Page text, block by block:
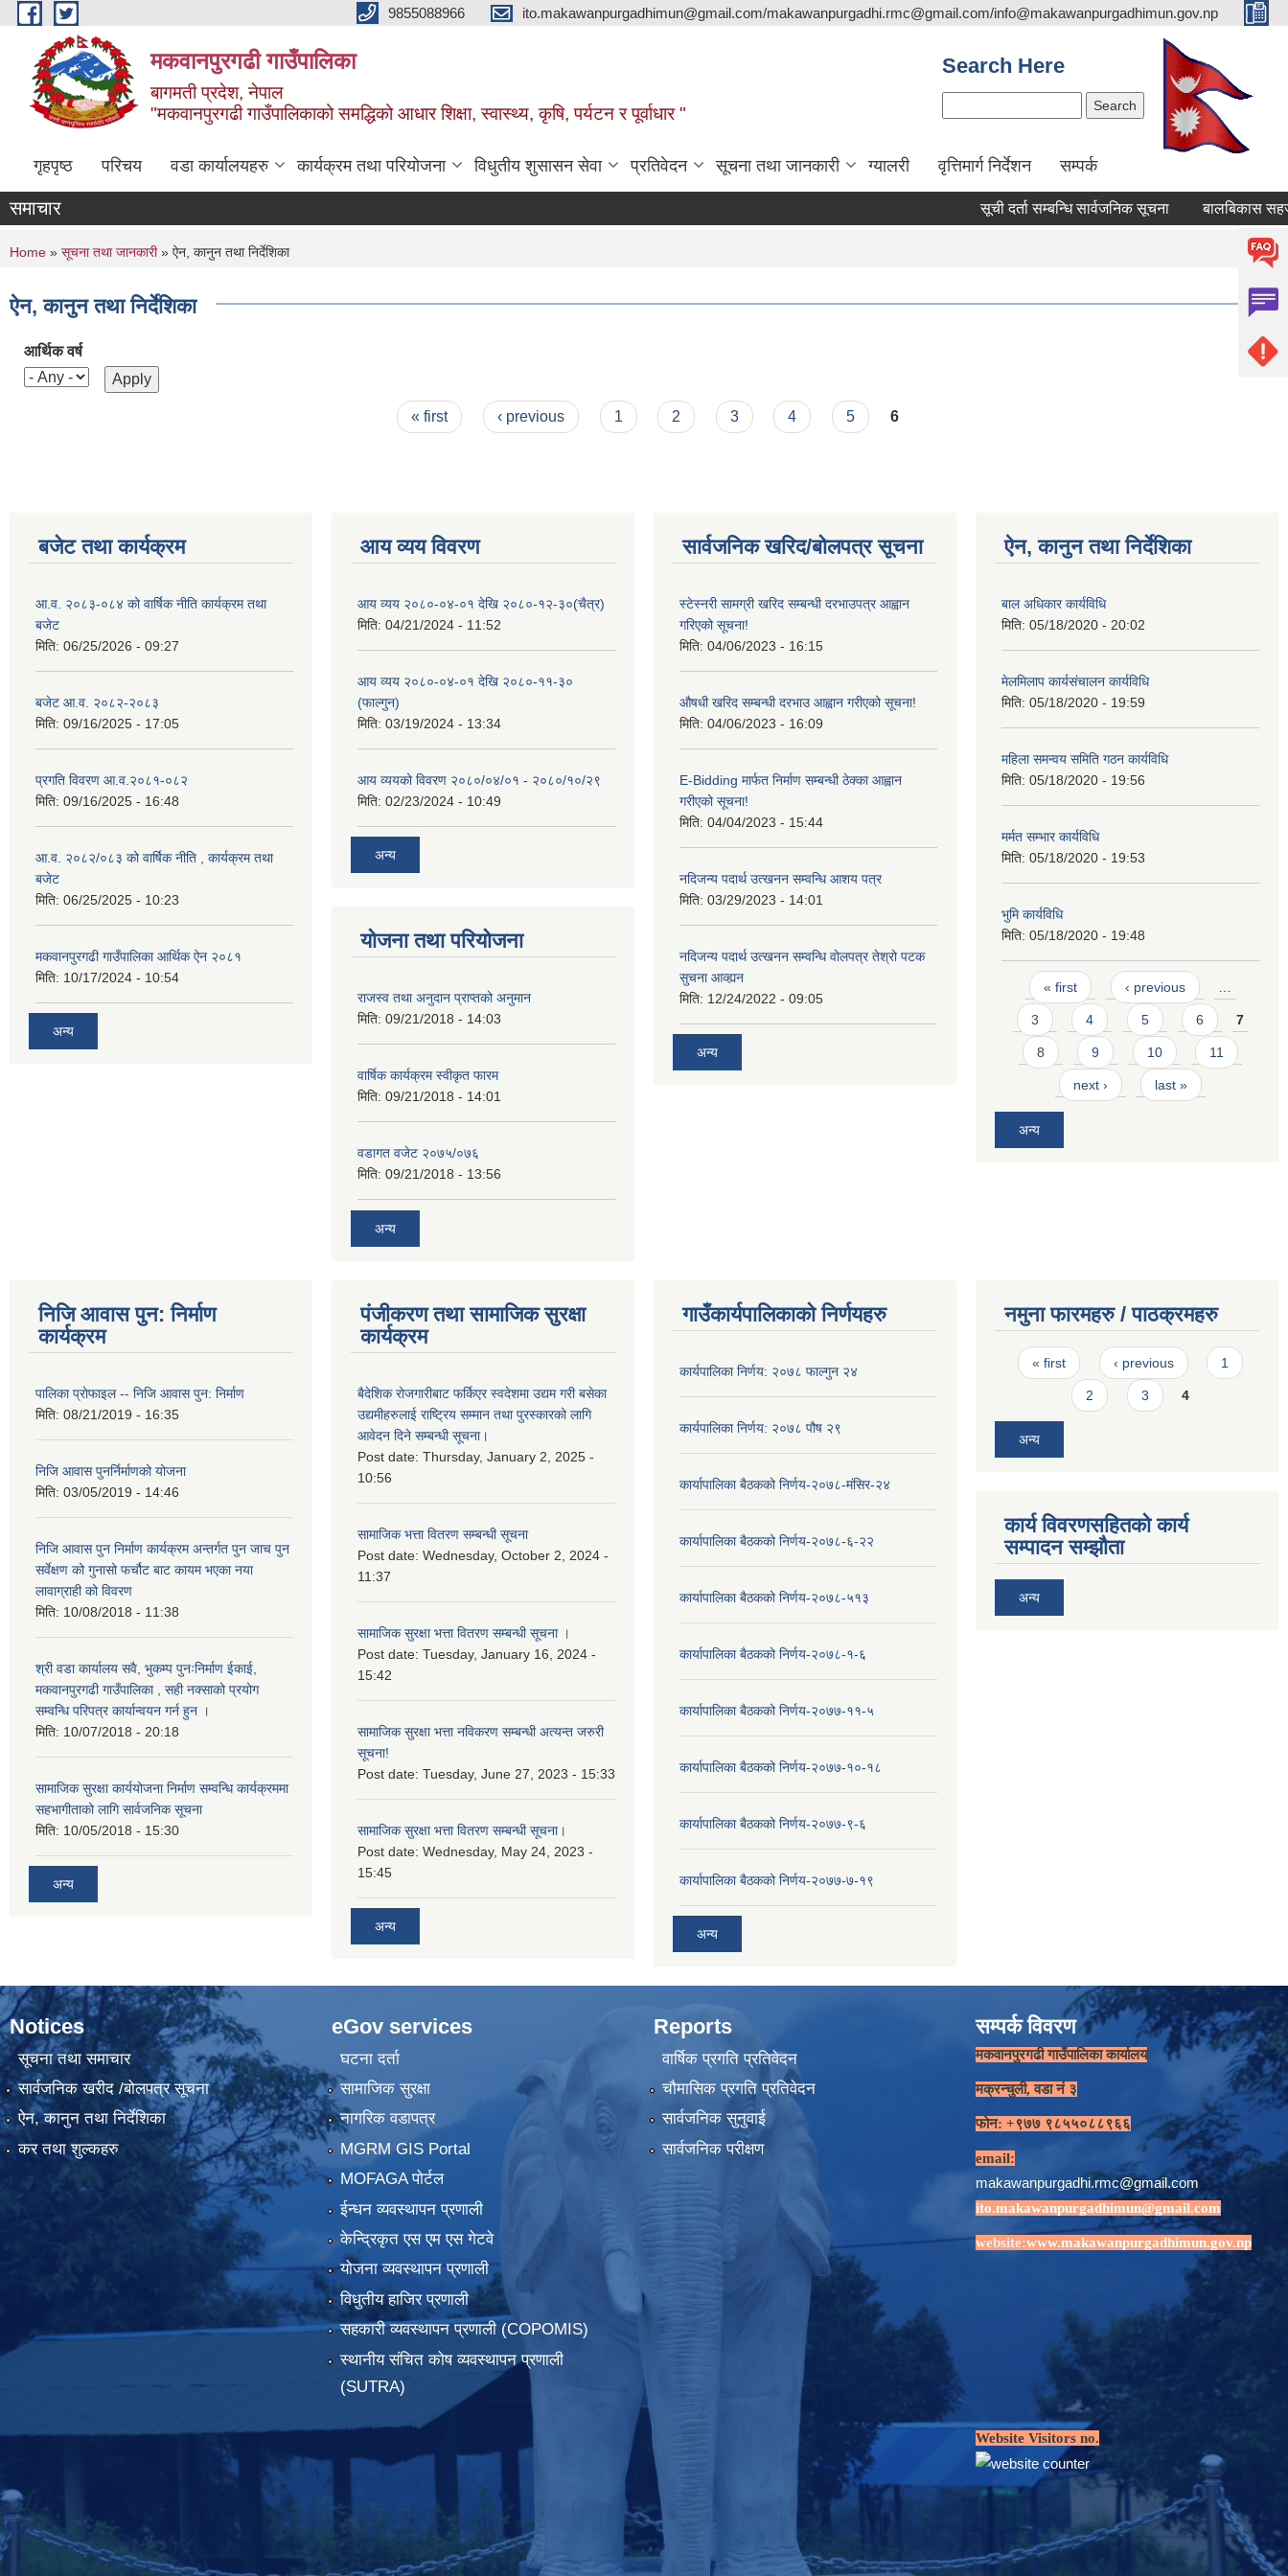
Skip to main content 9855088966 ito.makawanpurgadhimun@gmail.com/makawanpurgadhi.rmc@gmail.com/info@makawanpurgadhimun.gov.np
मकवानपुरगढी गाउँपालिका
बागमती प्रदेश, नेपाल
"मकवानपुरगढी गाउँपालिकाको समद्धिको आधार शिक्षा, स्‍वास्‍थ्‍य, कृषि, पर्यटन र पूर्वाधार "
Search Here
गृहपृष्ठ परिचय वडा कार्यालयहरु कार्यक्रम तथा परियोजना विधुतीय शुसासन सेवा प्रतिवेदन सूचना तथा जानकारी ग्यालरी वृत्तिमार्ग निर्देशन सम्पर्क
समाचार सूची दर्ता सम्बन्धि सार्वजनिक सूचना बालबिकास सहजकर्ता
You are here
Home » सूचना तथा जानकारी» ऐन, कानुन तथा निर्देशिका
ऐन, कानुन तथा निर्देशिका
आर्थिक वर्ष
« first ‹ previous 1 2 3 4 5 6
बजेट तथा कार्यक्रम
आ.व. २०८३-०८४ को वार्षिक नीति कार्यक्रम तथा
बजेट
मिति: 06/25/2026 - 09:27
बजेट आ.व. २०८२-२०८३
मिति: 09/16/2025 - 17:05
प्रगति विवरण आ.व.२०८१-०८२
मिति: 09/16/2025 - 16:48
आ.व. २०८२/०८३ को वार्षिक नीति , कार्यक्रम तथा
बजेट
मिति: 06/25/2025 - 10:23
मकवानपुरगढी गाउँपालिका आर्थिक ‌‌‌ऐन २०८१
मिति: 10/17/2024 - 10:54
अन्य
आय व्यय विवरण
आय व्यय २०८०-०४-०१ देखि २०८०-१२-३०(चैत्र)
मिति: 04/21/2024 - 11:52
आय व्यय २०८०-०४-०१ देखि २०८०-११-३०
(फाल्गुन)
मिति: 03/19/2024 - 13:34
आय व्ययको विवरण २०८०/०४/०१ - २०८०/१०/२९
मिति: 02/23/2024 - 10:49
अन्य
योजना तथा परियोजना
राजस्व तथा अनुदान प्राप्तको अनुमान
मिति: 09/21/2018 - 14:03
वार्षिक कार्यक्रम स्वीकृत फारम
मिति: 09/21/2018 - 14:01
वडागत वजेट २०७५/०७६
मिति: 09/21/2018 - 13:56
अन्य
सार्वजनिक खरिद/बोलपत्र सूचना
स्टेस्नरी सामग्री खरिद सम्बन्धी दरभाउपत्र आह्वान
गरिएको सूचना!
मिति: 04/06/2023 - 16:15
औषधी खरिद सम्बन्धी दरभाउ आह्वान गरीएको सूचना!
मिति: 04/06/2023 - 16:09
E-Bidding मार्फत निर्माण सम्बन्धी ठेक्का आह्वान
गरीएको सूचना!
मिति: 04/04/2023 - 15:44
नदिजन्य पदार्थ उत्खनन सम्वन्धि आशय पत्र
मिति: 03/29/2023 - 14:01
नदिजन्य पदार्थ उत्खनन सम्वन्धि वोलपत्र तेश्रो पटक
सुचना आव्ह्यन
मिति: 12/24/2022 - 09:05
अन्य
ऐन, कानुन तथा निर्देशिका
बाल अधिकार कार्यविधि
मिति: 05/18/2020 - 20:02
मेलमिलाप कार्यसंचालन कार्यविधि
मिति: 05/18/2020 - 19:59
महिला समन्वय समिति गठन कार्यविधि
मिति: 05/18/2020 - 19:56
मर्मत सम्भार कार्यविधि
मिति: 05/18/2020 - 19:53
भुमि कार्यविधि
मिति: 05/18/2020 - 19:48
Pages
« first ‹ previous …
3 4 5 6 7
8 9 10 11
next › last »
अन्य
निजि आवास पुन: निर्माण
कार्यक्रम
पालिका प्राेफाइल -- निजि आवास पुन: निर्माण
मिति: 08/21/2019 - 16:35
निजि आवास पुनर्निर्माणको योजना
मिति: 03/05/2019 - 14:46
निजि आवास पुन निर्माण कार्यक्रम अन्तर्गत पुन जाच पुन
सर्वेक्षण को गुनासो फर्चौट बाट कायम भएका नया
लावाग्राही को विवरण
मिति: 10/08/2018 - 11:38
श्री वडा कार्यालय सवै, भुकम्प पुनःनिर्माण ईकाई,
मकवानपुरगढी गाउँपालिका , सही नक्साको प्रयोग
सम्वन्धि परिपत्र कार्यान्वयन गर्न हुन ।
मिति: 10/07/2018 - 20:18
सामाजिक सुरक्षा कार्ययोजना निर्माण सम्वन्धि कार्यक्रममा
सहभागीताको लागि सार्वजनिक सूचना
मिति: 10/05/2018 - 15:30
अन्य
पंजीकरण तथा सामाजिक सुरक्षा
कार्यक्रम
बैदेशिक रोजगारीबाट फर्किएर स्वदेशमा उद्यम गरी बसेका
उद्यमीहरुलाई राष्‍ट्रिय सम्मान तथा पुरस्कारको लागि
आवेदन दिने सम्बन्धी सूचना।
Post date: Thursday, January 2, 2025 -
10:56
सामाजिक भत्ता वितरण सम्बन्धी सूचना
Post date: Wednesday, October 2, 2024 -
11:37
सामाजिक सुरक्षा भत्ता वितरण सम्बन्धी सूचना ।
Post date: Tuesday, January 16, 2024 -
15:42
सामाजिक सुरक्षा भत्ता नविकरण सम्बन्धी अत्यन्त जरुरी
सूचना!
Post date: Tuesday, June 27, 2023 - 15:33
सामाजिक सुरक्षा भत्ता वितरण सम्बन्धी सूचना।
Post date: Wednesday, May 24, 2023 -
15:45
अन्य
गाउँकार्यपालिकाको निर्णयहरु
कार्यपालिका निर्णय: २०७८ फाल्गुन २४
कार्यपालिका निर्णय: २०७८ पौष २९
कार्यापालिका बैठकको निर्णय-२०७८-मंसिर-२४
कार्यापालिका बैठकको निर्णय-२०७८-६-२२
कार्यापालिका बैठकको निर्णय-२०७८-५१३
कार्यापालिका बैठकको निर्णय-२०७८-१-६
कार्यापालिका बैठकको निर्णय-२०७७-११-५
कार्यापालिका बैठकको निर्णय-२०७७-१०-१८
कार्यापालिका बैठकको निर्णय-२०७७-९-६
कार्यापालिका बैठकको निर्णय-२०७७-७-१९
अन्य
नमुना फारमहरु / पाठक्रमहरु
Pages
« first ‹ previous 1
2 3 4
अन्य
कार्य विवरणसहितको कार्य
सम्पादन सम्झौता
अन्य
Notices
सूचना तथा समाचार
सार्वजनिक खरीद /बोलपत्र सूचना
ऐन, कानुन तथा निर्देशिका
कर तथा शुल्कहरु
eGov services
घटना दर्ता
सामाजिक सुरक्षा
नागरिक वडापत्र
MGRM GIS Portal
MOFAGA पोर्टल
ईन्धन व्यवस्थापन प्रणाली
केन्द्रिकृत एस एम एस गेटवे
योजना व्यवस्थापन प्रणाली
विधुतीय हाजिर प्रणाली
सहकारी व्यवस्थापन प्रणाली (COPOMIS)
स्थानीय संचित कोष व्यवस्थापन प्रणाली
(SUTRA)
Reports
वार्षिक प्रगति प्रतिवेदन
चौमासिक प्रगति प्रतिवेदन
सार्वजनिक सुनुवाई
सार्वजनिक परीक्षण
सम्पर्क विवरण
मकवानपुरगढी गाउँपालिका कार्यालय
मक्रन्चुली, वडा नं ३
फोन: +९७७ ९८५५०८८९६६
email:
makawanpurgadhi.rmc@gmail.com
ito.makawanpurgadhimun@gmail.com
website:www.makawanpurgadhimun.gov.np
Website Visitors no.